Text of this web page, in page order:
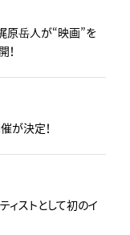
原岳人が“映画”を
！
が決定！
ストとして初のイ